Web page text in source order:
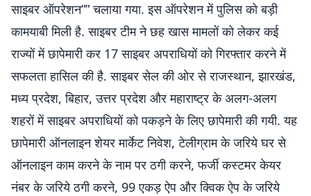
साइबर ऑपरेशन”” चलाया गया. इस ऑपरेशन में पुलिस को बड़ी
कामयाबी मिली है. साइबर टीम ने छह खास मामलों को लेकर कई
राज्यों में छापेमारी कर 17 साइबर अपराधियों को गिरफ्तार करने में
सफलता हासिल की है. साइबर सेल की ओर से राजस्थान, झारखंड,
मध्य प्रदेश, बिहार, उत्तर प्रदेश और महाराष्ट्र के अलग-अलग
शहरों में साइबर अपराधियों को पकड़ने के लिए छापेमारी की गयी. यह
छापेमारी ऑनलाइन शेयर मार्केट निवेश, टेलीग्राम के जरिये घर से
ऑनलाइन काम करने के नाम पर ठगी करने, फर्जी कस्टमर केयर
नंबर के जरिये ठगी करने, 99 एकड़ ऐप और क्विक ऐप के जरिये